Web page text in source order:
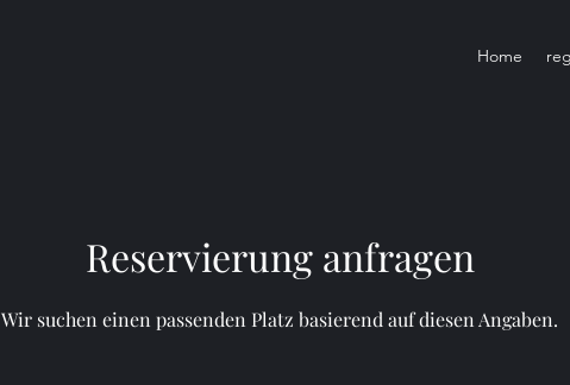
Home
Reservierung anfragen
Wir suchen einen passenden Platz basierend auf diesen Angaben.